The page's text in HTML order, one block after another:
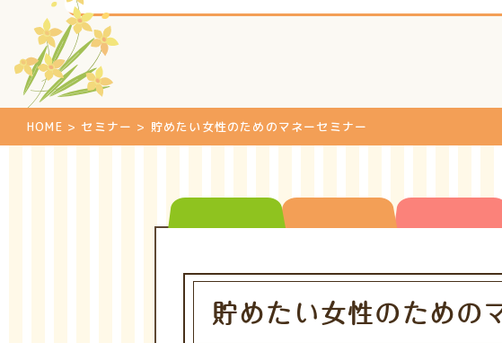
HOME > セミナー > 貯めたい女性のためのマネーセミナー
貯めたい女性のための